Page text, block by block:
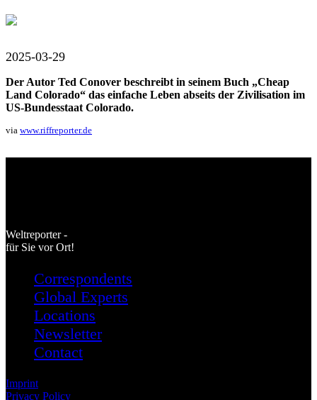
2025-03-29
Der Autor Ted Conover beschreibt in seinem Buch „Cheap
Land Colorado“ das einfache Leben abseits der Zivilisation im
US-Bundesstaat Colorado.
via www.riffreporter.de
Weltreporter -
für Sie vor Ort!
Correspondents
Global Experts
Locations
Newsletter
Contact
Imprint
Privacy Policy